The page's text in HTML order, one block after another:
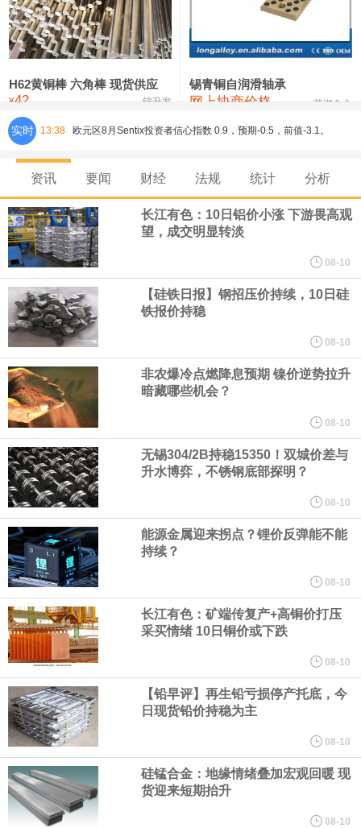
铸造铝合金锭(ZL102) 24,300—24,500 24,400
压铸锌合金锭 26,100—26,300
氯化镍 38,300—40,300 39,300 0
H62黄铜棒 六角棒 现货供应
¥42 锦升发
锡青铜自润滑轴承
网上协商价格 芜湖合金
实时 13:38 欧元区8月Sentix投资者信心指数 0.9，预期-0.5，前值-3.1。
8月10日，人民币对美元即期汇率盘中最高升至6.7439，创下2023
年2月6日以来的3年多新高。工银亚洲在展望下半年人民币走势时认
为，人民币汇率大概率延续波动、缓步走升态势，主要影响因素包
括：一是下半年预计出口延续韧性增长，关注地缘风险及关税政策
对出口产品和地区结构、量价关系分化等影响；二是国际资金增配
人民币资产，资金净流入支持人民币中枢走强；三是美元对人民币
中间价相机调整。
《天津市智能机器人产业创新发展行动方案（2026—2028年）印发
2028年全市智能机器人产业核心产值突破200亿元
国家发展改革委、国家能源局印发《煤炭工业发展“十五五”规划》。
其中指出，统筹资源开发条件、市场需求、运输通道、环境约束等
因素，有序推进煤炭资源开发。西部资源富集地区强化开发整体规
划，完善上下游开发利用体系，提升跨区域协同保障能力。持续推
进山西、蒙西、蒙东、陕北、新疆煤炭供应保障基地建设，高标准
规划建设一批大型现代化煤矿，提升规模化集约化开发水平，2030
年，五大煤炭供应保障基地产量占全国比重超80%。东中部地区统
筹本地区用能需求，合理控制开发节奏，根据资源条件加强评估论
资讯 要闻 财经 法规 统计 分析
长江有色：10日铝价小涨 下游畏高观
望，成交明显转淡
08-10
【硅铁日报】钢招压价持续，10日硅
铁报价持稳
08-10
非农爆冷点燃降息预期 镍价逆势拉升
暗藏哪些机会？
08-10
无锡304/2B持稳15350！双城价差与
升水博弈，不锈钢底部探明？
08-10
能源金属迎来拐点？锂价反弹能不能
持续？
08-10
长江有色：矿端传复产+高铜价打压
采买情绪 10日铜价或下跌
08-10
【铅早评】再生铅亏损停产托底，今
日现货铅价持稳为主
08-10
硅锰合金：地缘情绪叠加宏观回暖 现
货迎来短期抬升
08-10